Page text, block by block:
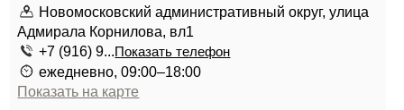
Новомосковский административный округ, улица
Адмирала Корнилова, вл1
+7 (916) 9...Показать телефон
ежедневно, 09:00–18:00
Показать на карте